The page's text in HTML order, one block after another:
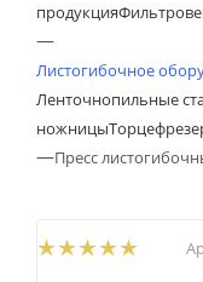
продукция
—
Листогибочное
Ленточнопильные
ножницы
—Пресс